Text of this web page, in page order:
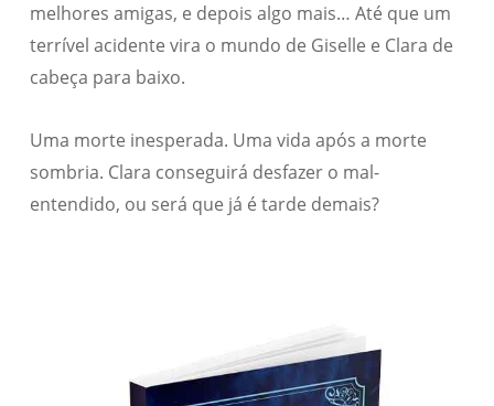
melhores amigas, e depois algo mais… Até que um
terrível acidente vira o mundo de Giselle e Clara de
cabeça para baixo.
Uma morte inesperada. Uma vida após a morte
sombria. Clara conseguirá desfazer o mal-
entendido, ou será que já é tarde demais?